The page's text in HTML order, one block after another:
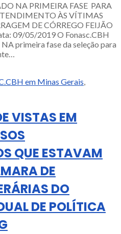
NA PRIMEIRA FASE PARA
ÀS VÍTIMAS
DE CÓRREGO FEIJÃO
09/05/2019 O Fonasc.CBH
primeira fase da seleção para
em Minas Gerais,
VISTAS EM
QUE ESTAVAM
DE
DO
DE POLÍTICA